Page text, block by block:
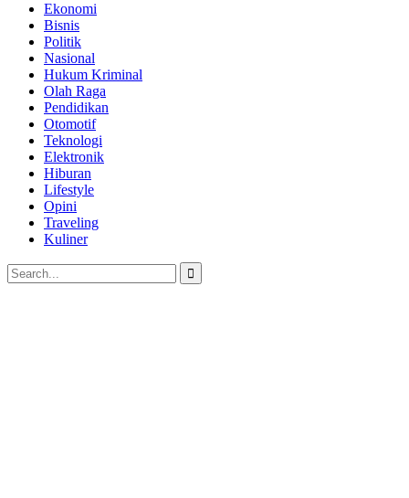
Ekonomi
Bisnis
Politik
Nasional
Hukum Kriminal
Olah Raga
Pendidikan
Otomotif
Teknologi
Elektronik
Hiburan
Lifestyle
Opini
Traveling
Kuliner